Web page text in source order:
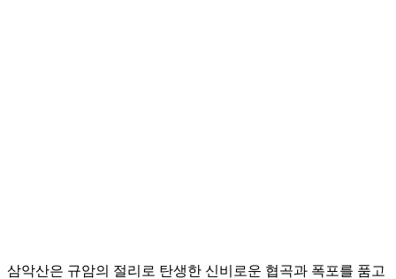
삼악산은 규암의 절리로 탄생한 신비로운 협곡과 폭포를 품고